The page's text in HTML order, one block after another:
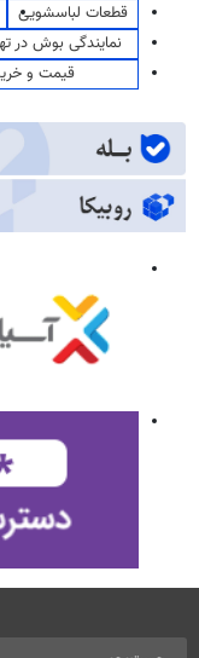
قطعات لباسشویی
نمایندگی بوش در
قیمت و